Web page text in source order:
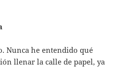
Nunca he entendido qué
llenar la calle de papel, ya